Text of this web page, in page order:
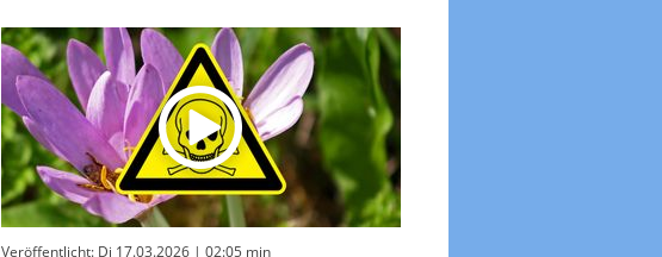
Veröffentlicht: Di 17.03.2026| 02:05 min